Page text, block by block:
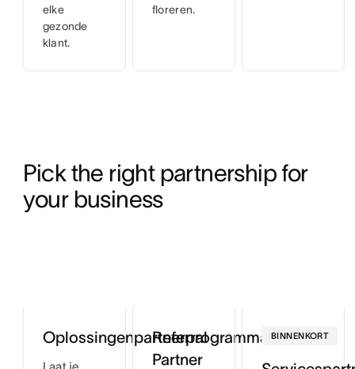
elke
gezonde
klant.
floreren.
Pick the right partnership for
your business
Oplossingenpartnerprogramma
Referral
Partner
BINNENKORT